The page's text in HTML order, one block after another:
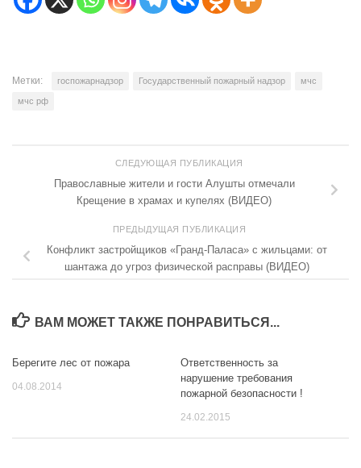
Метки: госпожарнадзор Государственный пожарный надзор мчс
мчс рф
СЛЕДУЮЩАЯ ПУБЛИКАЦИЯ
Православные жители и гости Алушты отмечали
Крещение в храмах и купелях (ВИДЕО)
ПРЕДЫДУЩАЯ ПУБЛИКАЦИЯ
Конфликт застройщиков «Гранд-Паласа» с жильцами: от
шантажа до угроз физической расправы (ВИДЕО)
ВАМ МОЖЕТ ТАКЖЕ ПОНРАВИТЬСЯ...
Берегите лес от пожара
04.08.2014
Ответственность за
нарушение требования
пожарной безопасности !
24.02.2015